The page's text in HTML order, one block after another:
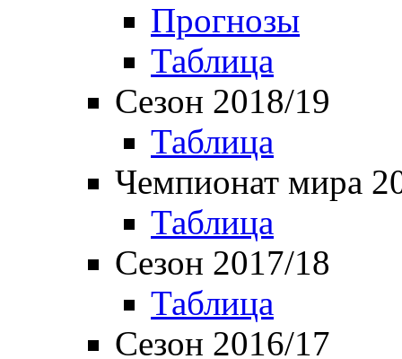
Прогнозы
Таблица
Сезон 2018/19
Таблица
Чемпионат мира
Таблица
Сезон 2017/18
Таблица
Сезон 2016/17